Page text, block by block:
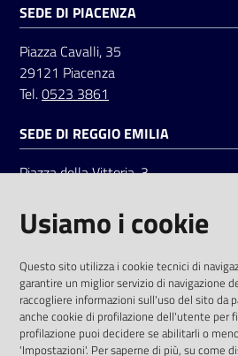
Seguici
su
SEDE DI PIACENZA
Piazza Cavalli, 35
29121 Piacenza
Tel.0523 3861
SEDE DI REGGIO EMILIA
Piazza della Vittoria, 3
Tel.0522 7961
LinkedinFacebookInstagram
Usiamo i cookie
Questo sito utilizza i cookie tecnici di
garantire un miglior servizio di navigazione
raccogliere informazioni sull'uso del sito da
anche cookie di profilazione dell'utente per
profilazione puoi decidere se abilitarli o
'Impostazioni'. Per saperne di più, su come